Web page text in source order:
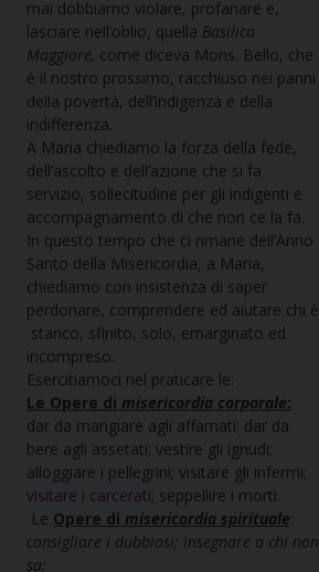
mai dobbiamo violare, profanare e,
lasciare nell’oblio, quella Basilica
Maggiore, come diceva Mons. Bello, che
è il nostro prossimo, racchiuso nei panni
della povertà, dell’indigenza e della
indifferenza.
A Maria chiediamo la forza della fede,
dell’ascolto e dell’azione che si fa
servizio, sollecitudine per gli indigenti e
accompagnamento di che non ce la fa.
In questo tempo che ci rimane dell’Anno
Santo della Misericordia, a Maria,
chiediamo con insistenza di saper
perdonare, comprendere ed aiutare chi è
stanco, sfinito, solo, emarginato ed
incompreso.
Esercitiamoci nel praticare le:
Le Opere di misericordia corporale:
dar da mangiare agli affamati; dar da
bere agli assetati; vestire gli ignudi;
alloggiare i pellegrini; visitare gli infermi;
visitare i carcerati; seppellire i morti.
Le Opere di misericordia spirituale:
consigliare i dubbiosi; insegnare a chi non
sa;